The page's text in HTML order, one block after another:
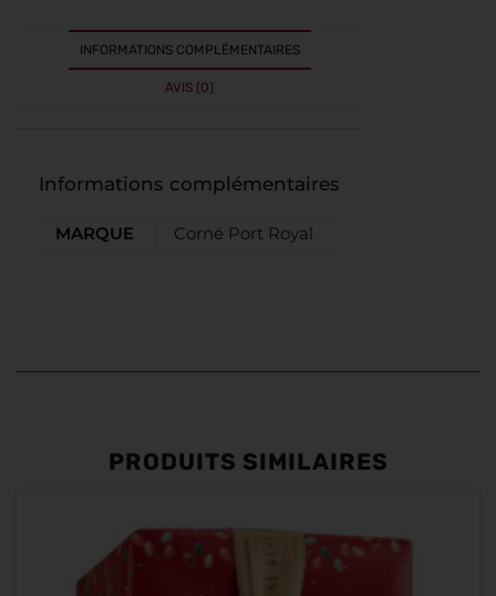
INFORMATIONS COMPLÉMENTAIRES
AVIS (0)
Informations complémentaires
MARQUE Corné Port Royal
PRODUITS SIMILAIRES